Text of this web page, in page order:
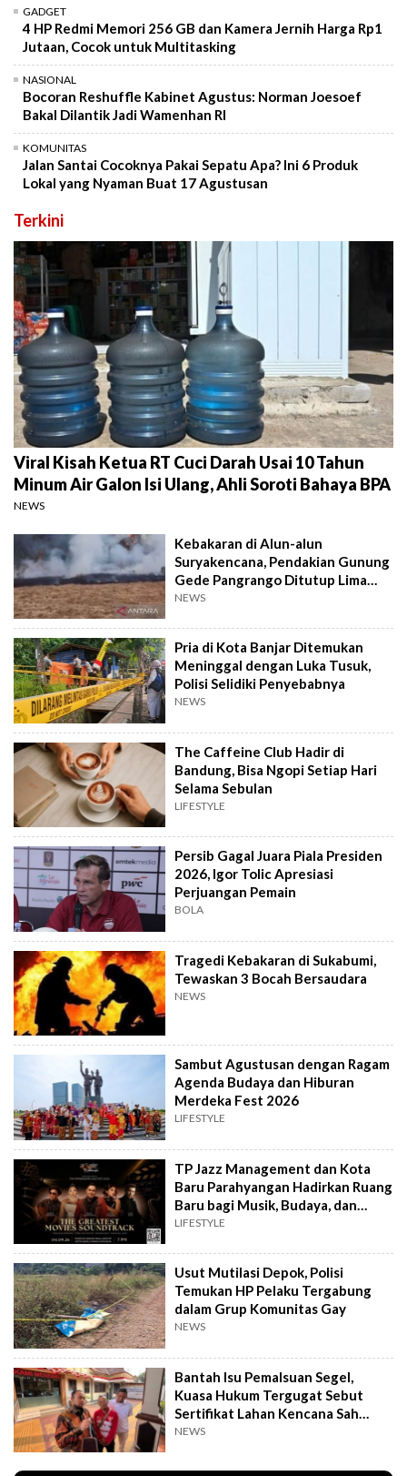
GADGET
4 HP Redmi Memori 256 GB dan Kamera Jernih Harga Rp1
Jutaan, Cocok untuk Multitasking
NASIONAL
Bocoran Reshuffle Kabinet Agustus: Norman Joesoef
Bakal Dilantik Jadi Wamenhan RI
KOMUNITAS
Jalan Santai Cocoknya Pakai Sepatu Apa? Ini 6 Produk
Lokal yang Nyaman Buat 17 Agustusan
Terkini
Viral Kisah Ketua RT Cuci Darah Usai 10 Tahun
Minum Air Galon Isi Ulang, Ahli Soroti Bahaya BPA
NEWS
Kebakaran di Alun-alun
Suryakencana, Pendakian Gunung
Gede Pangrango Ditutup Lima
Hari
NEWS
Pria di Kota Banjar Ditemukan
Meninggal dengan Luka Tusuk,
Polisi Selidiki Penyebabnya
NEWS
The Caffeine Club Hadir di
Bandung, Bisa Ngopi Setiap Hari
Selama Sebulan
LIFESTYLE
Persib Gagal Juara Piala Presiden
2026, Igor Tolic Apresiasi
Perjuangan Pemain
BOLA
Tragedi Kebakaran di Sukabumi,
Tewaskan 3 Bocah Bersaudara
NEWS
Sambut Agustusan dengan Ragam
Agenda Budaya dan Hiburan
Merdeka Fest 2026
LIFESTYLE
TP Jazz Management dan Kota
Baru Parahyangan Hadirkan Ruang
Baru bagi Musik, Budaya, dan
Komunitas
LIFESTYLE
Usut Mutilasi Depok, Polisi
Temukan HP Pelaku Tergabung
dalam Grup Komunitas Gay
NEWS
Bantah Isu Pemalsuan Segel,
Kuasa Hukum Tergugat Sebut
Sertifikat Lahan Kencana Sah
Lewat PTSL
NEWS